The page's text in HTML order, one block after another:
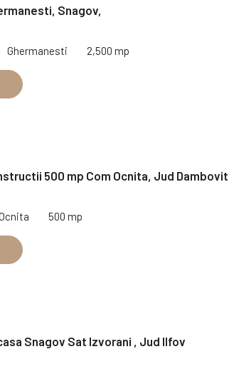
Snagov,
Ghermanesti 2,500 mp
500 mp Com Ocnita, Jud
500 mp
Snagov Sat Izvorani , Jud Ilfov